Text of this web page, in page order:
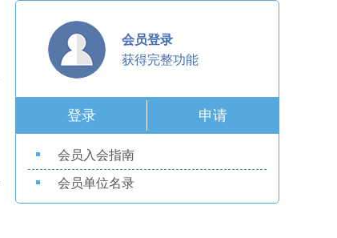
会员登录
获得完整功能
登录 申请
会员入会指南
会员单位名录